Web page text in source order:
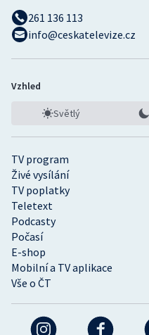
TV program
Živé vysílání
TV poplatky
Teletext
Podcasty
Počasí
E-shop
Mobilní a TV aplikace
Vše o ČT
261 136 113
info@ceskatelevize.cz
Vzhled
Světlý